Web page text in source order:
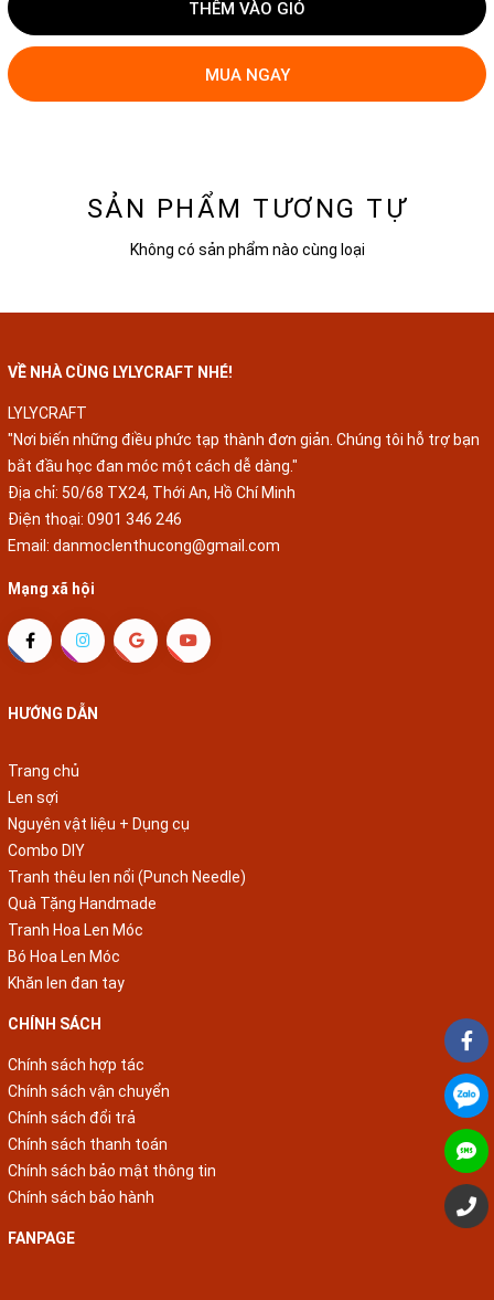
THÊM VÀO GIỎ
MUA NGAY
SẢN PHẨM TƯƠNG TỰ
Không có sản phẩm nào cùng loại
VỀ NHÀ CÙNG LYLYCRAFT NHÉ!
LYLYCRAFT
"Nơi biến những điều phức tạp thành đơn giản. Chúng tôi hỗ trợ bạn
bắt đầu học đan móc một cách dễ dàng."
Địa chỉ: 50/68 TX24, Thới An, Hồ Chí Minh
Điện thoại: 0901 346 246
Email: danmoclenthucong@gmail.com
Mạng xã hội
HƯỚNG DẪN
Trang chủ
Len sợi
Nguyên vật liệu + Dụng cụ
Combo DIY
Tranh thêu len nổi (Punch Needle)
Quà Tặng Handmade
Tranh Hoa Len Móc
Bó Hoa Len Móc
Khăn len đan tay
CHÍNH SÁCH
Chính sách hợp tác
Chính sách vận chuyển
Chính sách đổi trả
Chính sách thanh toán
Chính sách bảo mật thông tin
Chính sách bảo hành
FANPAGE